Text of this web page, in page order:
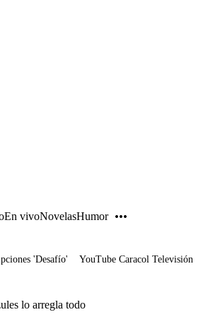
En vivoNovelasHumor
'Desafío' YouTube Caracol Televisión
lo arregla todo